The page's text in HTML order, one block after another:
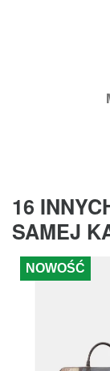
16
SAMEJ
NOWOŚĆ